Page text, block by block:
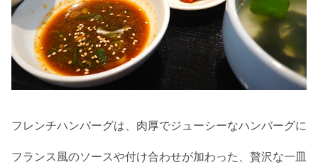
フレンチハンバーグは、肉厚でジューシーなハンバーグに
フランス風のソースや付け合わせが加わった、贅沢な一皿